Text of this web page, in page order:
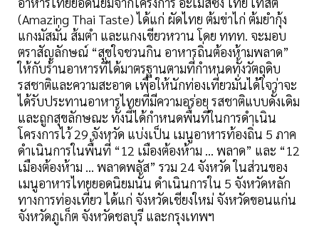
(Amazing Thai Taste) ได้แก่ ผัดไทย ต้มข่าไก่ ต้มยำกุ้ง
แกงมัสมั่น ส้มตำ และแกงเขียวหวาน โดย ททท. จะมอบ
ตราสัญลักษณ์ “สุขใจชวนกิน อาหารถิ่นต้องห้ามพลาด”
ให้กับร้านอาหารที่ได้มาตรฐานตามที่กำหนดทั้งวัตถุดิบ
รสชาติและความสะอาด เพื่อให้นักท่องเที่ยวมั่นได้ใจว่าจะ
ได้รับประทานอาหารไทยที่มีความอร่อย รสชาติแบบดั้งเดิม
และถูกสุขลักษณะ ทั้งนี้ได้กำหนดพื้นที่ในการดำเนิน
โครงการไว้ 29 จังหวัด แบ่งเป็น เมนูอาหารท้องถิ่น 5 ภาค
ดำเนินการในพื้นที่ “12 เมืองต้องห้าม ... พลาด” และ “12
เมืองต้องห้าม ... พลาดพลัส” รวม 24 จังหวัด ในส่วนของ
เมนูอาหารไทยยอดนิยมนั้น ดำเนินการใน 5 จังหวัดหลัก
ทางการท่องเที่ยว ได้แก่ จังหวัดเชียงใหม่ จังหวัดขอนแก่น
จังหวัดภูเก็ต จังหวัดชลบุรี และกรุงเทพฯ